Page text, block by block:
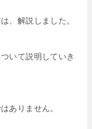
、解説しました。
いて説明していき
ありません。